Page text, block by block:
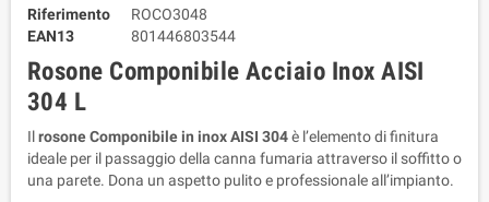
Riferimento
ROCO3048
EAN13
801446803544
Rosone Componibile Acciaio Inox AISI
304 L
Il rosone Componibile in inox AISI 304 è l’elemento di finitura
ideale per il passaggio della canna fumaria attraverso il soffitto o
una parete. Dona un aspetto pulito e professionale all’impianto.